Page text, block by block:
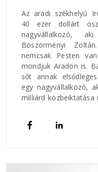
Az aradi székhelyű
40 ezer dollárt
nagyvállalkozó,
Böszörményi
nemcsak Pesten
mondjuk Aradon is.
sőt annak
egy nagyvállalkozó,
milliárd közbeiktatása